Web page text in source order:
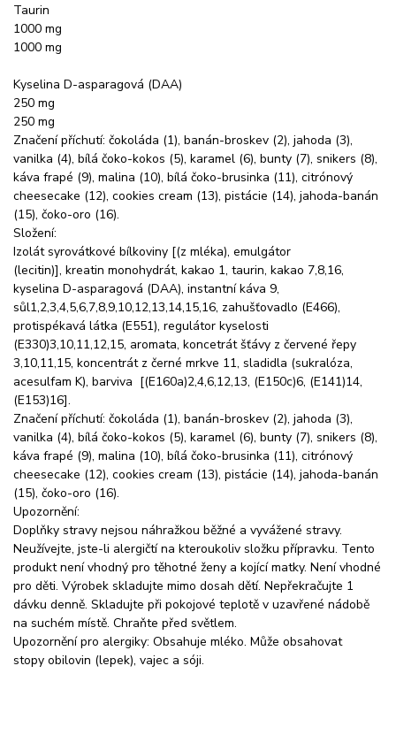
Taurin
1000 mg
1000 mg
Kyselina D-asparagová (DAA)
250 mg
250 mg
Značení příchutí: čokoláda (1), banán-broskev (2), jahoda (3),
vanilka (4), bílá čoko-kokos (5), karamel (6), bunty (7), snikers (8),
káva frapé (9), malina (10), bílá čoko-brusinka (11), citrónový
cheesecake (12), cookies cream (13), pistácie (14), jahoda-banán
(15), čoko-oro (16).
Složení:
Izolát syrovátkové bílkoviny [(z mléka), emulgátor
(lecitin)], kreatin monohydrát, kakao 1, taurin, kakao 7,8,16,
kyselina D-asparagová (DAA), instantní káva 9,
sůl1,2,3,4,5,6,7,8,9,10,12,13,14,15,16, zahušťovadlo (E466),
protispékavá látka (E551), regulátor kyselosti
(E330)3,10,11,12,15, aromata, koncetrát šťávy z červené řepy
3,10,11,15, koncentrát z černé mrkve 11, sladidla (sukralóza,
acesulfam K), barviva [(E160a)2,4,6,12,13, (E150c)6, (E141)14,
(E153)16].
Značení příchutí: čokoláda (1), banán-broskev (2), jahoda (3),
vanilka (4), bílá čoko-kokos (5), karamel (6), bunty (7), snikers (8),
káva frapé (9), malina (10), bílá čoko-brusinka (11), citrónový
cheesecake (12), cookies cream (13), pistácie (14), jahoda-banán
(15), čoko-oro (16).
Upozornění:
Doplňky stravy nejsou náhražkou běžné a vyvážené stravy.
Neužívejte, jste-li alergičtí na kteroukoliv složku přípravku. Tento
produkt není vhodný pro těhotné ženy a kojící matky. Není vhodné
pro děti. Výrobek skladujte mimo dosah dětí. Nepřekračujte 1
dávku denně. Skladujte při pokojové teplotě v uzavřené nádobě
na suchém místě. Chraňte před světlem.
Upozornění pro alergiky: Obsahuje mléko. Může obsahovat
stopy obilovin (lepek), vajec a sóji.